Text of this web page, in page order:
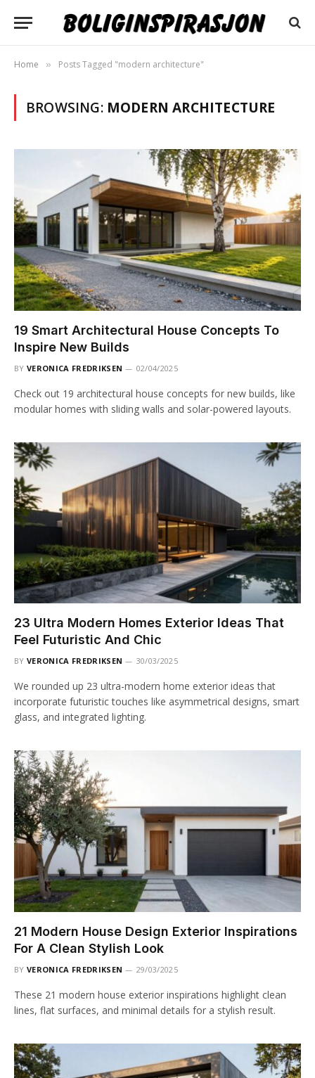
Home » Posts Tagged "modern architecture"
BROWSING: MODERN ARCHITECTURE
19 Smart Architectural House Concepts To
Inspire New Builds
BY VERONICA FREDRIKSEN 02/04/2025
Check out 19 architectural house concepts for new builds, like
modular homes with sliding walls and solar-powered layouts.
23 Ultra Modern Homes Exterior Ideas That
Feel Futuristic And Chic
BY VERONICA FREDRIKSEN 30/03/2025
We rounded up 23 ultra-modern home exterior ideas that
incorporate futuristic touches like asymmetrical designs, smart
glass, and integrated lighting.
21 Modern House Design Exterior Inspirations
For A Clean Stylish Look
BY VERONICA FREDRIKSEN 29/03/2025
These 21 modern house exterior inspirations highlight clean
lines, flat surfaces, and minimal details for a stylish result.